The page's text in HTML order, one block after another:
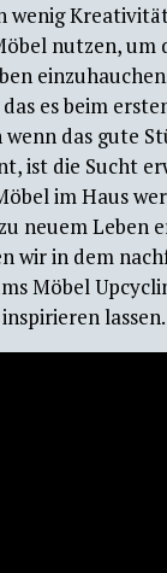
wenig
nutzen, um
es beim
das gute
ist die Sucht
im Haus
neuem Leben
wir in dem
Möbel
lassen.